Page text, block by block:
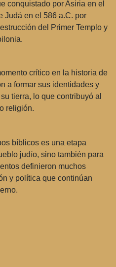
conquistado por Asiria en el
Judá en el 586 a.C. por
del Primer Templo y
crítico en la historia de
a formar sus identidades y
tierra, lo que contribuyó al
religión.
bíblicos es una etapa
judío, sino también para
definieron muchos
y política que continúan